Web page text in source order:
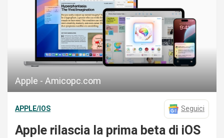
Apple - Amicopc.com
APPLE/IOS Seguici
Apple rilascia la prima beta di iOS